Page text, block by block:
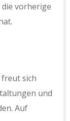
vorherige
freut sich
und
Auf